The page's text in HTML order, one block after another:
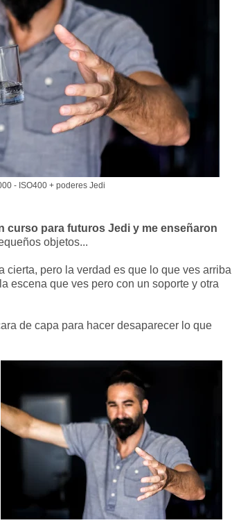
- ISO400 + poderes Jedi
curso para futuros Jedi y me enseñaron
objetos...
pero la verdad es que lo que ves arriba
escena que ves pero con un soporte y otra
de capa para hacer desaparecer lo que